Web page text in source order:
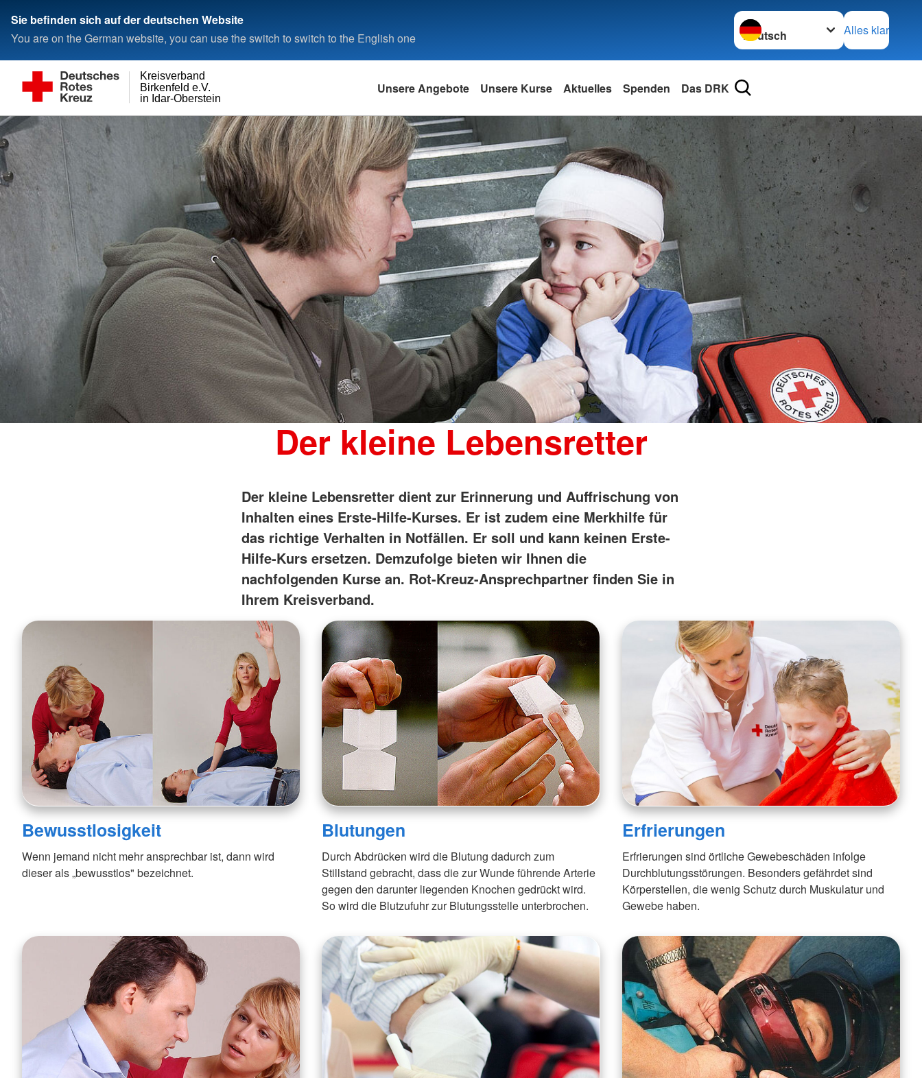
Sie befinden sich auf der deutschen Website
You are on the German website, you can use the switch to switch to the English one
Sprache wechseln zu
Alles klar
in Idar-Oberstein
Birkenfeld e.V.
Kreisverband
Unsere Angebote Unsere Kurse Aktuelles Spenden Das DRK
Der kleine Lebensretter
Der kleine Lebensretter dient zur Erinnerung und Auffrischung von
Inhalten eines Erste-Hilfe-Kurses. Er ist zudem eine Merkhilfe für
das richtige Verhalten in Notfällen. Er soll und kann keinen Erste-
Hilfe-Kurs ersetzen. Demzufolge bieten wir Ihnen die
nachfolgenden Kurse an. Rot-Kreuz-Ansprechpartner finden Sie in
Ihrem Kreisverband.
Bewusstlosigkeit
Wenn jemand nicht mehr ansprechbar ist, dann wird
dieser als „bewusstlos" bezeichnet.
Blutungen
Durch Abdrücken wird die Blutung dadurch zum
Stillstand gebracht, dass die zur Wunde führende Arterie
gegen den darunter liegenden Knochen gedrückt wird.
So wird die Blutzufuhr zur Blutungsstelle unterbrochen.
Erfrierungen
Erfrierungen sind örtliche Gewebeschäden infolge
Durchblutungsstörungen. Besonders gefährdet sind
Körperstellen, die wenig Schutz durch Muskulatur und
Gewebe haben.